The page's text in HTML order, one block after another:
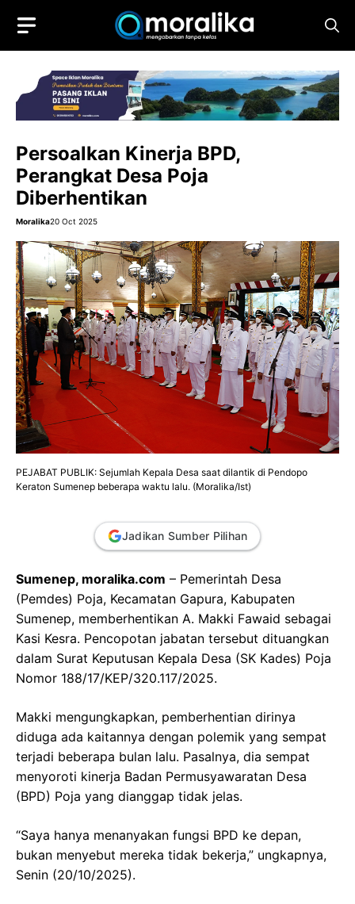
content
Persoalkan Kinerja BPD,
Perangkat Desa Poja
Diberhentikan
Moralika20 Oct 2025
PEJABAT PUBLIK: Sejumlah Kepala Desa saat dilantik di Pendopo
Keraton Sumenep beberapa waktu lalu. (Moralika/Ist)
Jadikan Sumber Pilihan
Sumenep, moralika.com – Pemerintah Desa
(Pemdes) Poja, Kecamatan Gapura, Kabupaten
Sumenep, memberhentikan A. Makki Fawaid sebagai
Kasi Kesra. Pencopotan jabatan tersebut dituangkan
dalam Surat Keputusan Kepala Desa (SK Kades) Poja
Nomor 188/17/KEP/320.117/2025.
Makki mengungkapkan, pemberhentian dirinya
diduga ada kaitannya dengan polemik yang sempat
terjadi beberapa bulan lalu. Pasalnya, dia sempat
menyoroti kinerja Badan Permusyawaratan Desa
(BPD) Poja yang dianggap tidak jelas.
“Saya hanya menanyakan fungsi BPD ke depan,
bukan menyebut mereka tidak bekerja,” ungkapnya,
Senin (20/10/2025).